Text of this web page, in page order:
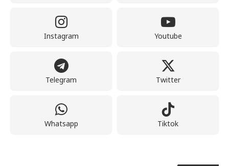
Youtube
Instagram
Twitter
Telegram
Tiktok
Whatsapp